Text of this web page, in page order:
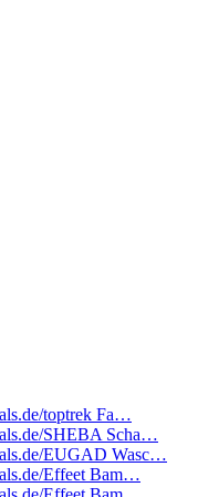
toptrek Fa…
SHEBA Scha…
EUGAD Wasc…
Effeet Bam…